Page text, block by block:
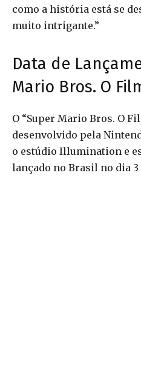
como a história está se
muito intrigante.”
Data de
Mario Bros. O
O “Super Mario Bros. O
desenvolvido pela
o estúdio Illumination e
lançado no Brasil no dia 3